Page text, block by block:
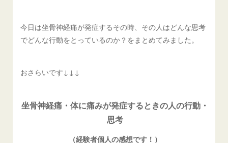
今日は坐骨神経痛が発症するその時、その人はどんな思考
でどんな行動をとっているのか？をまとめてみました。
おさらいです↓↓↓
坐骨神経痛・体に痛みが発症するときの人の行動・
思考
（経験者個人の感想です！）